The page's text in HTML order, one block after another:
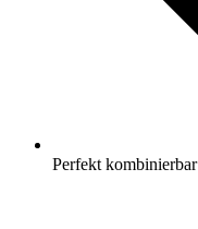
Perfekt kombinierbar